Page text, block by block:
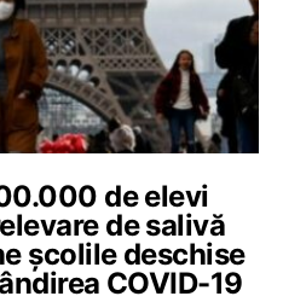
de elevi
de salivă
școlile deschise
COVID-19